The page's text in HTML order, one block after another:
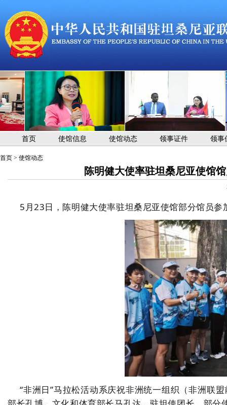
首页 使馆信息 使馆动态 领事证件 领事
首页 > 使馆动态
陈明健大使率驻坦桑尼亚使馆
5月23日，陈明健大使率驻坦桑尼亚使馆部分馆员
“非洲日”马拉松活动系庆祝非洲统一组织（非洲联